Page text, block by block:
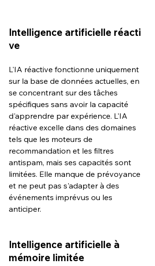
Intelligence artificielle réacti
ve
L'IA réactive fonctionne uniquement
sur la base de données actuelles, en
se concentrant sur des tâches
spécifiques sans avoir la capacité
d'apprendre par expérience. L'IA
réactive excelle dans des domaines
tels que les moteurs de
recommandation et les filtres
antispam, mais ses capacités sont
limitées. Elle manque de prévoyance
et ne peut pas s'adapter à des
événements imprévus ou les
anticiper.
Intelligence artificielle à
mémoire limitée